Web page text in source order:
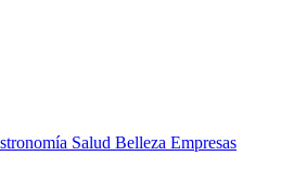
Salud Belleza Empresas